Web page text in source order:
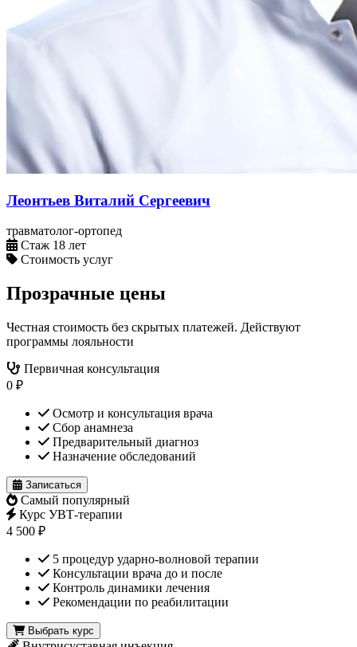
Леонтьев Виталий Сергеевич
травматолог-ортопед
Стаж 18 лет
Стоимость услуг
Прозрачные цены
Честная стоимость без скрытых платежей. Действуют
программы лояльности
Первичная консультация
0 ₽
Осмотр и консультация врача
Сбор анамнеза
Предварительный диагноз
Назначение обследований
Записаться
Самый популярный
Курс УВТ-терапии
4 500 ₽
5 процедур ударно-волновой терапии
Консультации врача до и после
Контроль динамики лечения
Рекомендации по реабилитации
Выбрать курс